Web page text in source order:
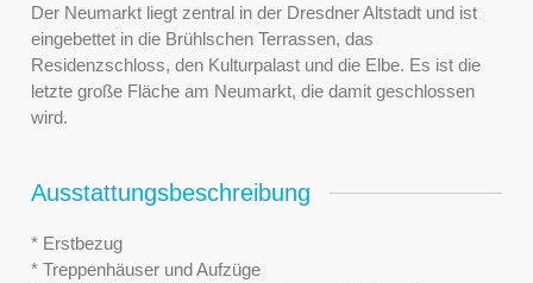
Der Neumarkt liegt zentral in der Dresdner Altstadt und ist
eingebettet in die Brühlschen Terrassen, das
Residenzschloss, den Kulturpalast und die Elbe. Es ist die
letzte große Fläche am Neumarkt, die damit geschlossen
wird.
Ausstattungsbeschreibung
* Erstbezug
* Treppenhäuser und Aufzüge